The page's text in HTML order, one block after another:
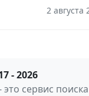
2 августа
- 2026
это сервис